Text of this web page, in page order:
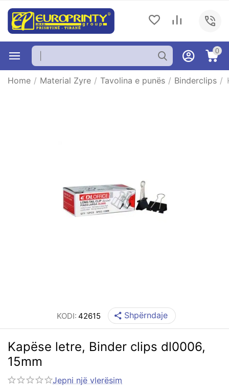
0
Home / Material Zyre / Tavolina e punës / Binderclips /
KODI: 42615 Shpërndaje
Kapëse letre, Binder clips dl0006,
15mm
Jepni një vlerësim